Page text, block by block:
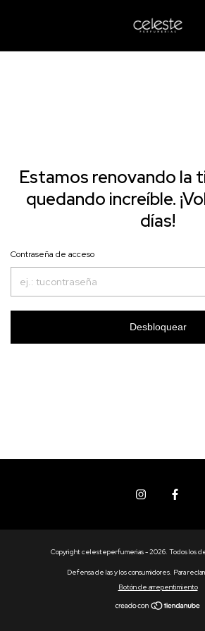
Estamos renovando la
quedando increíble.
días!
Contraseña de acceso
Desbloquear
Copyright celesteperfumerias - 2026. Todos los
Defensa de las y los consumidores. Para
Botón de arrepentimiento